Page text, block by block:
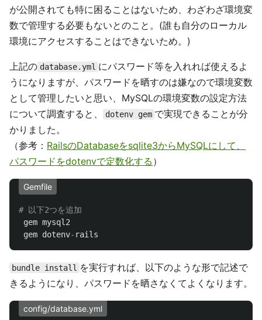
が公開されても特に困ることはないため、わざわざ環境変
数で管理する必要もないとのこと。(誰も自分のローカル
環境にアクセスすることはできないため。)
上記の database.yml にパスワード等を入れれば使えるよ
うになりますが、パスワードを晒すのは嫌なので環境変数
として管理したいと思い、MySQLの環境変数の設定方法
について調査すると、
dotenv gem で実現できることが分
かりました。
（参考： RailsのDatabaseをsqlite3からMySQLにして、
パスワードをdotenvで定数化する ）
Gemfile
# 以下2つを追加
gem mysql2
gem dotenv- rails
bundle install を実行すれば、以下のような形で記述で
きるようになり、パスワードを晒さなくてよくなります。
config/database.yml